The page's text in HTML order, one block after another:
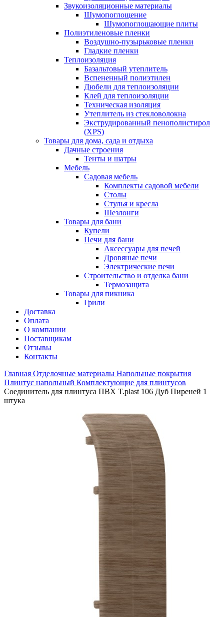
Звукоизоляционные материалы
Шумопоглощение
Шумопоглощающие плиты
Полиэтиленовые пленки
Воздушно-пузырьковые пленки
Гладкие пленки
Теплоизоляция
Базальтовый утеплитель
Вспененный полиэтилен
Дюбели для теплоизоляции
Клей для теплоизоляции
Техническая изоляция
Утеплитель из стекловолокна
Экструдированный пенополистирол
(XPS)
Товары для дома, сада и отдыха
Дачные строения
Тенты и шатры
Мебель
Садовая мебель
Комплекты садовой мебели
Столы
Стулья и кресла
Шезлонги
Товары для бани
Купели
Печи для бани
Аксессуары для печей
Дровяные печи
Электрические печи
Строительство и отделка бани
Термозащита
Товары для пикника
Грили
Доставка
Оплата
О компании
Поставщикам
Отзывы
Контакты
Главная Отделочные материалы Напольные покрытия
Плинтус напольный Комплектующие для плинтусов
Соединитель для плинтуса ПВХ T.рlast 106 Дуб Пиреней 1
штука